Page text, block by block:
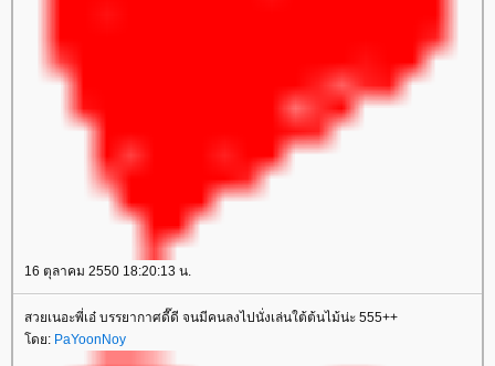
16 ตุลาคม 2550 18:20:13 น.
สวยเนอะพี่เอ๋ บรรยากาศดี๊ดี จนมีคนลงไปนั่งเล่นใต้ต้นไม้น่ะ 555++
ดย: PaYoonNoy